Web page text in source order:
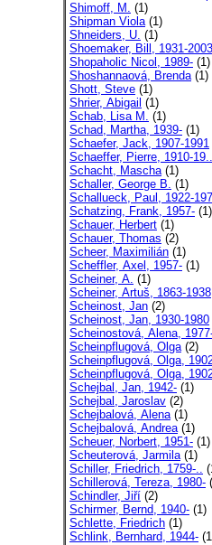
Shimoff, M. (1)
Shipman Viola(1)
Shneiders, U. (1)
Shoemaker, Bill, 1931-2003
Shopaholic Nicol, 1989- (1)
Shoshannaová, Brenda(1)
Shott, Steve (1)
Shrier, Abigail (1)
Schab, Lisa M. (1)
Schad, Martha, 1939- (1)
Schaefer, Jack, 1907-1991
Schaeffer, Pierre, 1910-19..
Schacht, Mascha(1)
Schaller, George B. (1)
Schallueck, Paul, 1922-
Schatzing, Frank, 1957- (1)
Schauer, Herbert (1)
Schauer, Thomas (2)
Scheer, Maximilián (1)
Scheffler, Axel, 1957- (1)
Scheiner, A. (1)
Scheiner, Artuš, 1863-1938
Scheinost, Jan (2)
Scheinost, Jan, 1930-1980
Scheinostová, Alena,
Scheinpflugová, Olga(2)
Scheinpflugová, Olga,
Scheinpflugová, Olga,
Schejbal, Jan, 1942- (1)
Schejbal, Jaroslav (2)
Schejbalová, Alena(1)
Schejbalová, Andrea(1)
Scheuer, Norbert, 1951- (1)
Scheuterová, Jarmila(1)
Schiller, Friedrich, 1759-..
Schillerová, Tereza, 1980-
Schindler, Jiří (2)
Schirmer, Bernd, 1940- (1)
Schlette, Friedrich (1)
Schlink, Bernhard, 1944-